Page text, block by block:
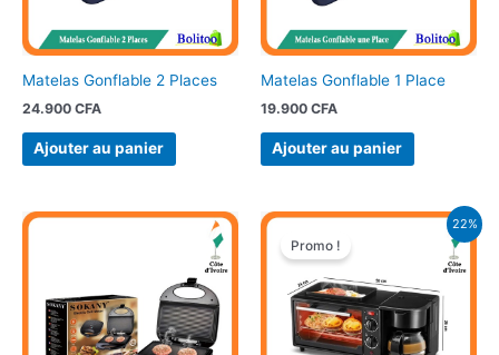
Matelas Gonflable 2 Places
24.900 CFA
Ajouter au panier
Matelas Gonflable 1 Place
19.900 CFA
Ajouter au panier
22%
Promo !
Le
initial
48.500 CFA.
Le
actuel
est :
38.000